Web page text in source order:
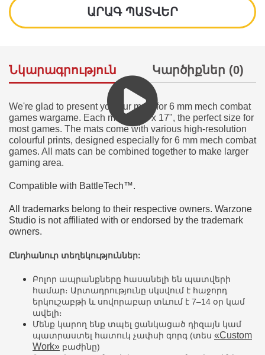
ԱՐԱԳ ՊԱՏՎԵՐ
Նկարագրություն Կարծիքներ (0)
We're glad to present you our mats for 6 mm mech combat
games wargame. Each mat is 22" x 17", the perfect size for
most games. The mats come with various high-resolution
colourful prints, designed especially for 6 mm mech combat
games. All mats can be combined together to make larger
gaming area.
Compatible with BattleTech™.
All trademarks belong to their respective owners. Warzone
Studio is not affiliated with or endorsed by the trademark
owners.
Ընդհանուր տեղեկություններ:
Բոլոր ապրանքները հասանելի են պատվերի
համար։ Արտադրությունը սկսվում է հաջորդ
երկուշաբթի և սովորաբար տևում է 7–14 օր կամ
ավելի։
Մենք կարող ենք տպել ցանկացած դիզայն կամ
պատրաստել հատուկ չափսի գորգ (տես «Custom
Work» բաժինը)